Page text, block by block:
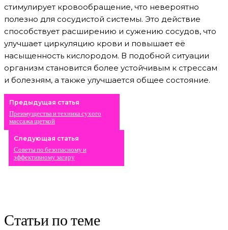
стимулирует кровообращение, что невероятно
полезно для сосудистой системы. Это действие
способствует расширению и сужению сосудов, что
улучшает циркуляцию крови и повышает её
насыщенность кислородом. В подобной ситуации
организм становится более устойчивым к стрессам
и болезням, а также улучшается общее состояние.
Предыдущая статья
Преимущества и техника сухого
массажа щеткой
Следующая статья
Советы по безопасному и
эффективному загару
Статьи по теме